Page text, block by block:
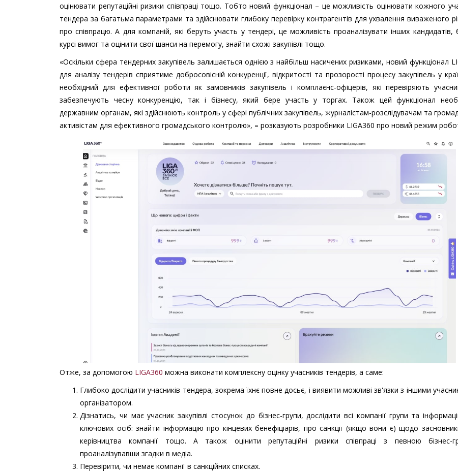
оцінювати репутаційні ризики співпраці тощо. Тобто новий функціонал – це можливість оцінювати кожного
тендера за багатьма параметрами та здійснювати глибоку перевірку контрагентів для ухвалення виваженого
про співпрацю. А для компаній, які беруть участь у тендері, це можливість проаналізувати інших кандидатів,
курсі вимог та оцінити свої шанси на перемогу, знайти схожі закупівлі тощо.
«Оскільки сфера тендерних закупівель залишається однією з найбільш насичених ризиками, новий функціонал
для аналізу тендерів сприятиме добросовісній конкуренції, відкритості та прозорості процесу закупівель у
необхідний для ефективної роботи як замовників закупівель і комплаєнс-офіцерів, які перевіряють
забезпечують чесну конкуренцію, так і бізнесу, який бере участь у торгах. Також цей функціонал
державним органам, які здійснюють контроль у сфері публічних закупівель, журналістам-розслідувачам та
активістам для ефективного громадського контролю», – розказують розробники LIGA360 про новий режим
Отже, за допомогою LIGA360 можна виконати комплексну оцінку учасників тендерів, а саме:
Глибоко дослідити учасників тендера, зокрема їхнє повне досьє, і виявити можливі зв'язки з іншими
організатором.
Дізнатись, чи має учасник закупівлі стосунок до бізнес-групи, дослідити всі компанії групи та
ключових осіб: знайти інформацію про кінцевих бенефіціарів, про санкції (якщо вони є) щодо
керівництва компанії тощо. А також оцінити репутаційні ризики співпраці з певною бізнес-
проаналізувавши згадки в медіа.
Перевірити, чи немає компанії в санкційних списках.